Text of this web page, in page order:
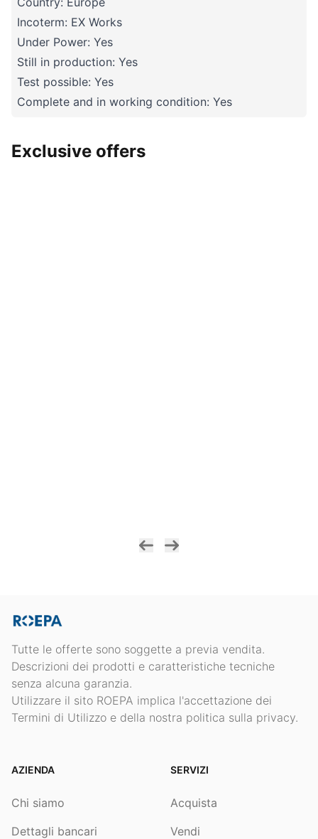
Incoterm: EX Works
Under Power: Yes
Still in production: Yes
Test possible: Yes
Complete and in working condition: Yes
Exclusive offers
Tutte le offerte sono soggette a previa vendita.
Descrizioni dei prodotti e caratteristiche tecniche
senza alcuna garanzia.
Utilizzare il sito ROEPA implica l'accettazione dei
Termini di Utilizzo e della nostra politica sulla privacy.
AZIENDA
Chi siamo
Dettagli bancari
SERVIZI
Acquista
Vendi